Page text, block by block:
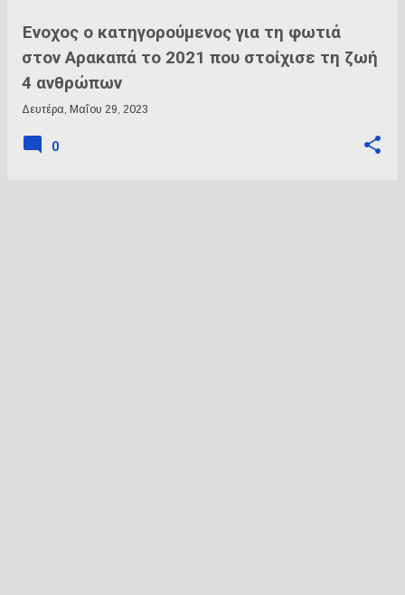
Ένοχος ο κατηγορούμενος για τη φωτιά
στον Αρακαπά το 2021 που στοίχισε τη ζωή
4 ανθρώπων
Δευτέρα, Μαΐου 29, 2023
0